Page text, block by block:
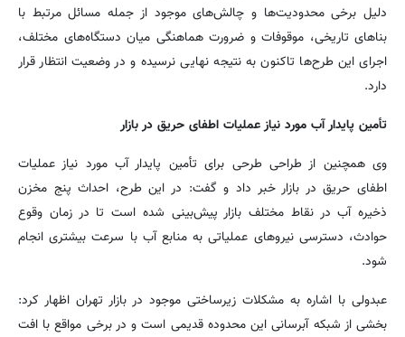
دلیل برخی محدودیت‌ها و چالش‌های موجود از جمله مسائل مرتبط با
بناهای تاریخی، موقوفات و ضرورت هماهنگی میان دستگاه‌های مختلف،
اجرای این طرح‌ها تاکنون به نتیجه نهایی نرسیده و در وضعیت انتظار قرار
دارد.
تأمین پایدار آب مورد نیاز عملیات اطفای حریق در بازار
وی همچنین از طراحی طرحی برای تأمین پایدار آب مورد نیاز عملیات
اطفای حریق در بازار خبر داد و گفت: در این طرح، احداث پنج مخزن
ذخیره آب در نقاط مختلف بازار پیش‌بینی شده است تا در زمان وقوع
حوادث، دسترسی نیروهای عملیاتی به منابع آب با سرعت بیشتری انجام
شود.
عبدولی با اشاره به مشکلات زیرساختی موجود در بازار تهران اظهار کرد:
بخشی از شبکه آبرسانی این محدوده قدیمی است و در برخی مواقع با افت